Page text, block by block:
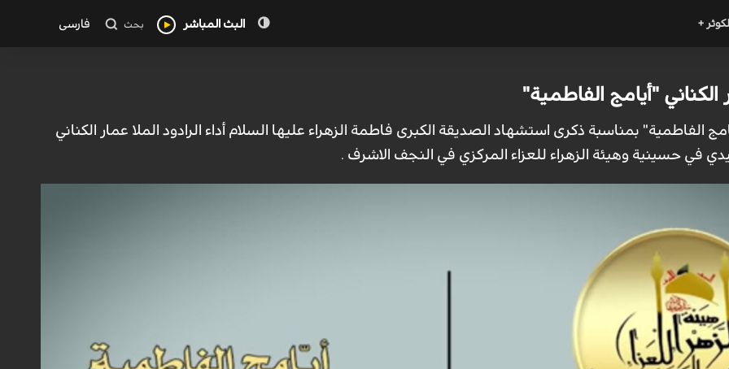
الكوثر + البث المباشر بحث فارسی
"أيامج الفاطمية"
الفاطمية" بمناسبة ذكرى استشهاد الصديقة الكبری فاطمة الزهراء عليها السلام أداء الرادود الملا عمار الكناني
في حسينية وهيئة الزهراء للعزاء المركزي في النجف الاشرف .